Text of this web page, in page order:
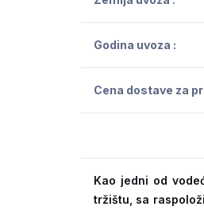
Godina uvoza :
Cena dostave za
Kao jedni od
tržištu, sa